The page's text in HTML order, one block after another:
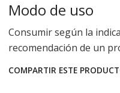
Modo de uso
Consumir según la
recomendación de un
COMPARTIR ESTE